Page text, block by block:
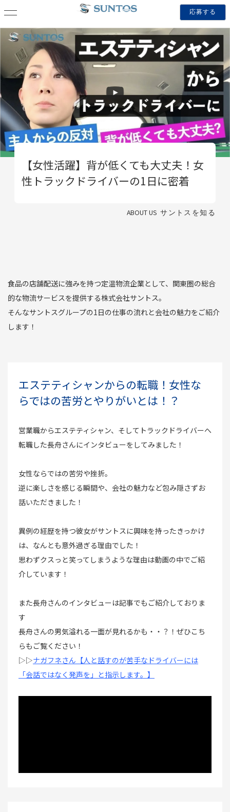
応募する
【女性活躍】背が低くても大丈夫！女
性トラックドライバーの1日に密着
ABOUT US サントスを知る
食品の店舗配送に強みを持つ定温物流企業として、関東圏の総合
的な物流サービスを提供する株式会社サントス。
そんなサントスグループの1日の仕事の流れと会社の魅力をご紹介
します！
エステティシャンからの転職！女性な
らではの苦労とやりがいとは！？
営業職からエステティシャン、そしてトラックドライバーへ
転職した長舟さんにインタビューをしてみました！
女性ならではの苦労や挫折。
逆に楽しさを感じる瞬間や、会社の魅力など包み隠さずお
話いただきました！
異例の経歴を持つ彼女がサントスに興味を持ったきっかけ
は、なんとも意外過ぎる理由でした！
思わずクスっと笑ってしまうような理由は動画の中でご紹
介しています！
また長舟さんのインタビューは記事でもご紹介しておりま
す
長舟さんの男気溢れる一面が見れるかも・・？！ぜひこち
らもご覧ください！
▷▷ナガフネさん【人と話すのが苦手なドライバーには
「会話ではなく発声を」と指示します。】